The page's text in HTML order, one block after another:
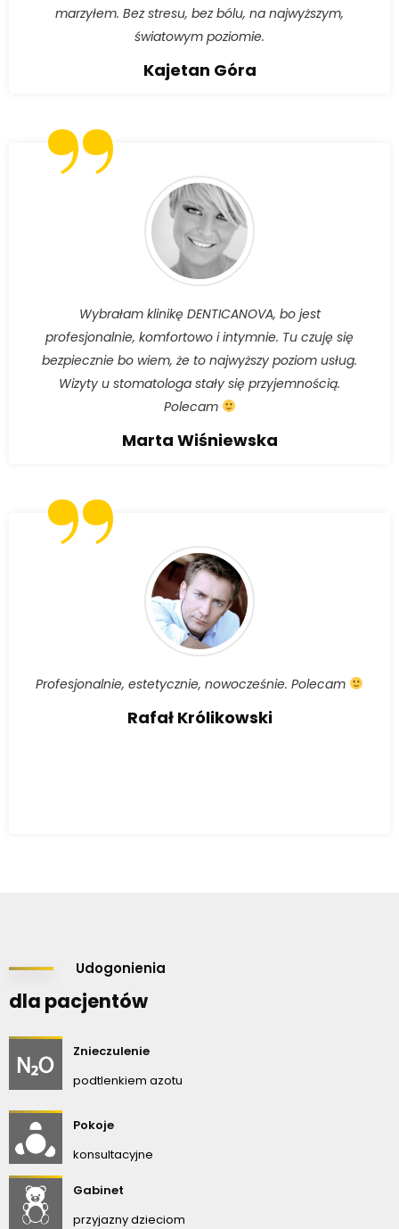
marzyłem. Bez stresu, bez bólu, na najwyższym,
światowym poziomie.
Kajetan Góra
”
Wybrałam klinikę DENTICANOVA, bo jest
profesjonalnie, komfortowo i intymnie. Tu czuję się
bezpiecznie bo wiem, że to najwyższy poziom usług.
Wizyty u stomatologa stały się przyjemnością.
Polecam
Marta Wiśniewska
”
Profesjonalnie, estetycznie, nowocześnie. Polecam
Rafał Królikowski
Udogonienia
dla pacjentów
Znieczulenie
podtlenkiem azotu
Pokoje
konsultacyjne
Gabinet
przyjazny dzieciom